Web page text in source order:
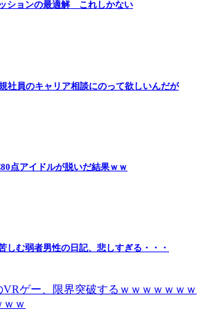
ションの最適解 これしかない
社員のキャリア相談にのって欲しいんだが
80点アイドルが脱いだ結果ｗｗ
しむ弱者男性の日記、悲しすぎる・・・
VRゲー、限界突破するｗｗｗｗｗｗｗ
ｗｗ